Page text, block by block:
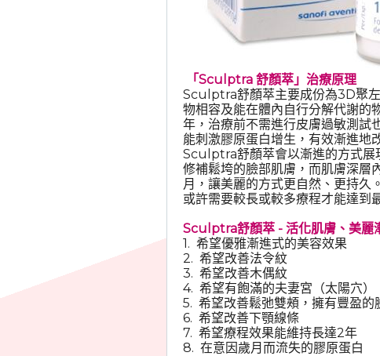
「Sculptra 舒顏萃」治療原理
Sculptra舒顏萃主要成份為3D聚
物相容及能在體內自行分解代謝
年，治療前不需進行皮膚過敏測試
能刺激膠原蛋白增生，有效漸進地
Sculptra舒顏萃會以漸進的方式展
修補鬆垮的臉部肌膚，而肌膚深層
月，讓美麗的方式更自然、更持久
或許需要較長或較多療程才能達到
Sculptra舒顏萃 - 活化肌膚、美麗
1. 希望優雅漸進式的美容效果
2. 希望改善法令紋
3. 希望改善木偶紋
4. 希望有飽滿的夫妻宮（太陽穴）
5. 希望改善鬆弛雙頰，擁有豐盈的
6. 希望改善下顎線條
7. 希望療程效果能維持長達2年
8. 在意因歲月而流失的膠原蛋白